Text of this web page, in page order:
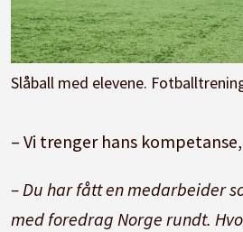
Slåball med elevene. Fotballtrening med ungene. Turer i fjellet. Slik
– Vi trenger hans
– Du har fått en medarbeider
med foredrag Norge rundt.